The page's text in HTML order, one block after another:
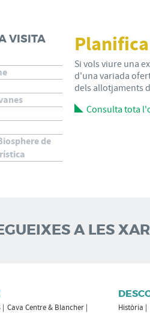
VISITA
de
Si vols viure una
d'una variada
dels allotjaments
Consulta tota
A LES
Cava Centre & Blancher
Història